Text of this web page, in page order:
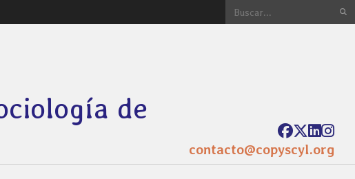
de
contacto@copyscyl.org